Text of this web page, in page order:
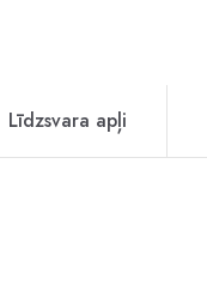
Līdzsvara apļi